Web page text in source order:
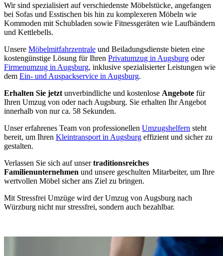
Wir sind spezialisiert auf verschiedenste Möbelstücke, angefangen
bei Sofas und Esstischen bis hin zu komplexeren Möbeln wie
Kommoden mit Schubladen sowie Fitnessgeräten wie Laufbändern
und Kettlebells.
Unsere Möbelmitfahrzentrale und Beiladungsdienste bieten eine
kostengünstige Lösung für Ihren Privatumzug in Augsburg oder
Firmenumzug in Augsburg, inklusive spezialisierter Leistungen wie
dem Ein- und Auspackservice in Augsburg.
Erhalten Sie jetzt unverbindliche und kostenlose Angebote für
Ihren Umzug von oder nach Augsburg. Sie erhalten Ihr Angebot
innerhalb von nur ca. 58 Sekunden.
Unser erfahrenes Team von professionellen Umzugshelfern steht
bereit, um Ihren Kleintransport in Augsburg effizient und sicher zu
gestalten.
Verlassen Sie sich auf unsertraditionsreiches
Familienunternehmen und unsere geschulten Mitarbeiter, um Ihre
wertvollen Möbel sicher ans Ziel zu bringen.
Mit Stressfrei Umzüge wird der Umzug von Augsburg nach
Würzburg nicht nur stressfrei, sondern auch bezahlbar.